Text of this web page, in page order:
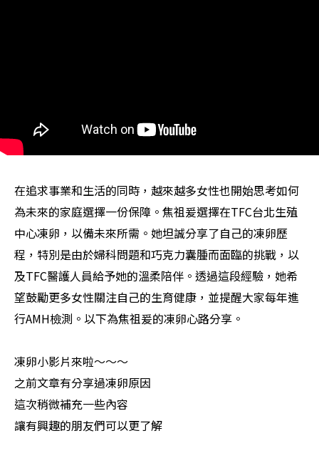
在追求事業和生活的同時，越來越多女性也開始思考如何
為未來的家庭選擇一份保障。焦祖爰選擇在TFC台北生殖
中心凍卵，以備未來所需。她坦誠分享了自己的凍卵歷
程，特別是由於婦科問題和巧克力囊腫而面臨的挑戰，以
及TFC醫護人員給予她的溫柔陪伴。透過這段經驗，她希
望鼓勵更多女性關注自己的生育健康，並提醒大家每年進
行AMH檢測。以下為焦祖爰的凍卵心路分享。
凍卵小影片來啦～～～
之前文章有分享過凍卵原因
這次稍微補充一些內容
讓有興趣的朋友們可以更了解